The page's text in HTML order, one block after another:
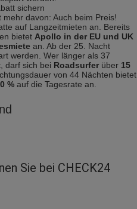
sichern
davon: Auch beim Preis!
auf Langzeitmieten an. Bereits
bietet Apollo in der EU und UK
an. Ab der 25. Nacht
werden. Wer länger als 37
darf sich bei Roadsurfer über 15
von 44 Nächten bietet
% auf die Tagesrate an.
Sie bei CHECK24